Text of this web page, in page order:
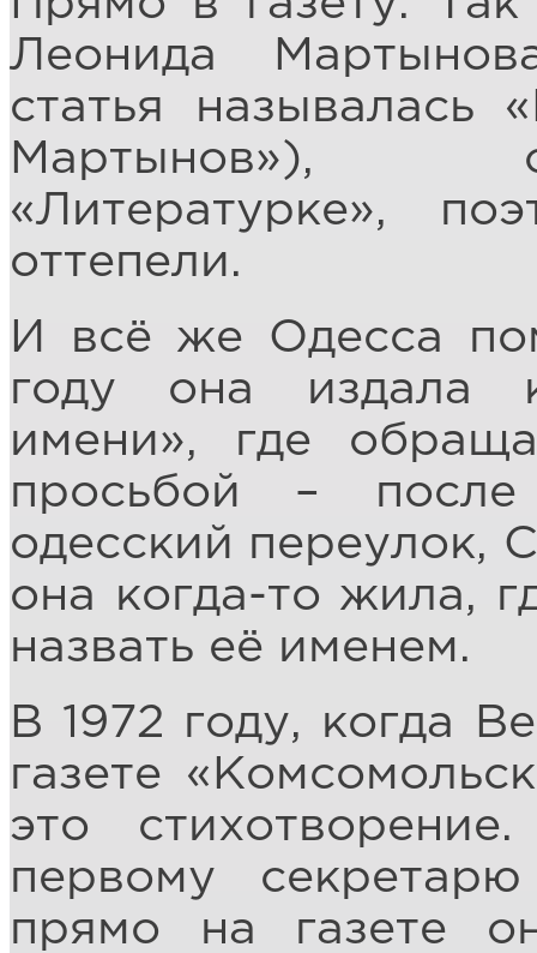
Леонида
статья
Мартынов»),
«Литературке»,
оттепели.
И всё же Одесса
году она издала
имени», где
просьбой –
одесский переулок,
она когда-то жила,
назвать её именем.
В 1972 году, когда
газете
это
первому
прямо на газете